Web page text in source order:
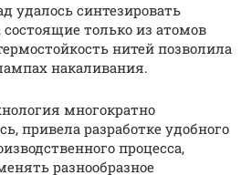
удалось синтезировать
только из атомов
нитей позволила
накаливания.
многократно
привела разработке удобного
процесса,
разнообразное